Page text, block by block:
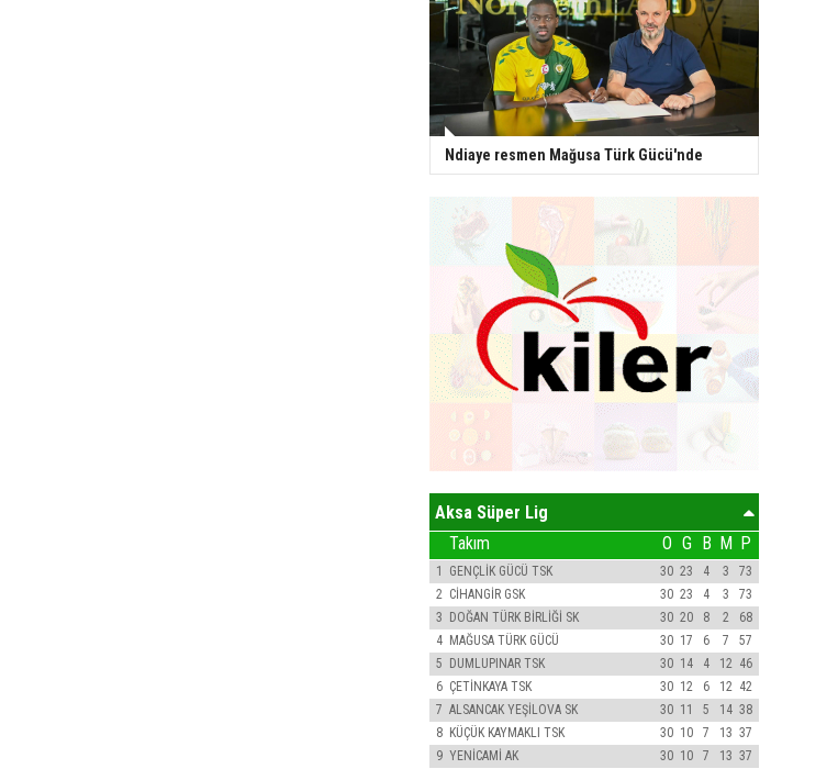
Ndiaye resmen Mağusa Türk Gücü'nde
Aksa Süper Lig
Takım O G B M P
1 GENÇLİK GÜCÜ TSK 30 23 4 3
73
2 CİHANGİR GSK 30 23 4 3
73
3 DOĞAN TÜRK BİRLİĞİ SK 30 20 8 2
68
4 MAĞUSA TÜRK GÜCÜ 30 17 6 7
57
5 DUMLUPINAR TSK 30 14 4 12 46
6 ÇETİNKAYA TSK 30 12 6 12 42
7 ALSANCAK YEŞİLOVA SK 30 11 5 14 38
8 KÜÇÜK KAYMAKLI TSK 30 10 7 13 37
9 YENİCAMİ AK 30 10 7 13 37